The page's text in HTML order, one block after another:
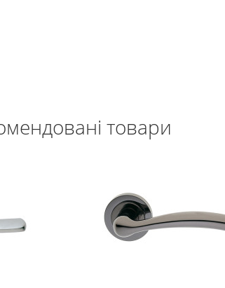
товари